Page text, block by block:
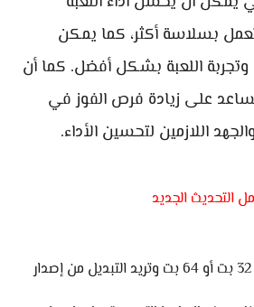
بسلاسة أكثر، كما يمكن
اللعبة بشكل أفضل. كما أن
على زيادة فرص الفوز في
اللازمين لتحسين الأداء.
التحديث الجديد
إذا كنت تستخدم إصدارا 32 بت أو 64 بت وتريد التبديل من إصدار